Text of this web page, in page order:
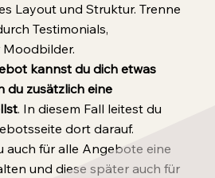
Layout und Struktur. Trenne
Testimonials,
kannst du dich etwas
du zusätzlich eine
. In diesem Fall leitest du
dort darauf.
auch für alle Angebote eine
und diese später auch für